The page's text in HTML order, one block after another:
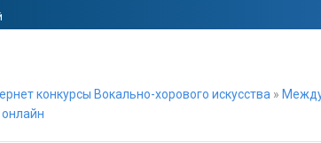
конкурсы Вокально-хорового искусства »